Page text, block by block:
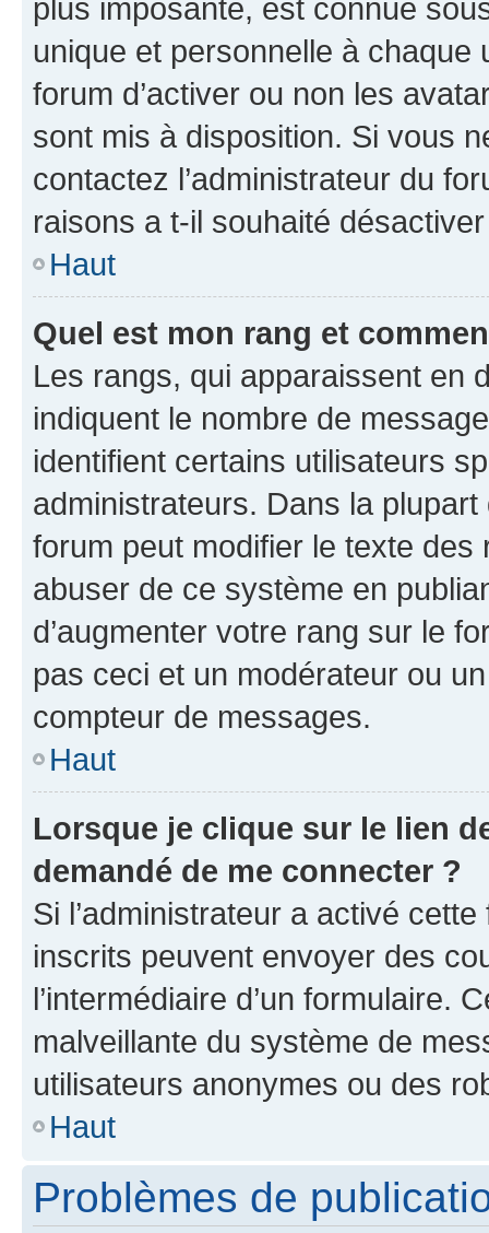
plus imposante, est connue
unique et personnelle à chaque
forum d’activer ou non les
sont mis à disposition. Si vous
contactez l’administrateur du
raisons a t-il souhaité
Haut
Quel est mon rang et
Les rangs, qui apparaissent en
indiquent le nombre de
identifient certains utilisateurs
administrateurs. Dans la
forum peut modifier le texte
abuser de ce système en
d’augmenter votre rang sur le
pas ceci et un modérateur ou
compteur de messages.
Haut
Lorsque je clique sur le lien
demandé de me connecter ?
Si l’administrateur a activé
inscrits peuvent envoyer des
l’intermédiaire d’un formulaire.
malveillante du système de
utilisateurs anonymes ou des
Haut
Problèmes de